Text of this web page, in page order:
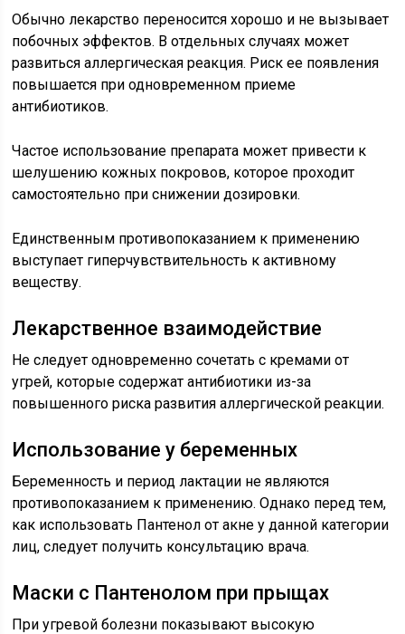
Обычно лекарство переносится хорошо и не вызывает
побочных эффектов. В отдельных случаях может
развиться аллергическая реакция. Риск ее появления
повышается при одновременном приеме
антибиотиков.
Частое использование препарата может привести к
шелушению кожных покровов, которое проходит
самостоятельно при снижении дозировки.
Единственным противопоказанием к применению
выступает гиперчувствительность к активному
веществу.
Лекарственное взаимодействие
Не следует одновременно сочетать с кремами от
угрей, которые содержат антибиотики из-за
повышенного риска развития аллергической реакции.
Использование у беременных
Беременность и период лактации не являются
противопоказанием к применению. Однако перед тем,
как использовать Пантенол от акне у данной категории
лиц, следует получить консультацию врача.
Маски с Пантенолом при прыщах
При угревой болезни показывают высокую